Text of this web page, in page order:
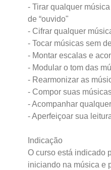
- Tirar qualquer
de “ouvido"
- Cifrar qualquer
- Tocar músicas sem
- Montar escalas e
- Modular o tom das
- Rearmonizar as
- Compor suas
- Acompanhar
- Aperfeiçoar sua
Indicação
O curso está indicado
iniciando na música e